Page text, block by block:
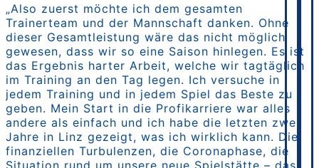
„Also zuerst möchte ich dem gesamten
Trainerteam und der Mannschaft danken. Ohne
dieser Gesamtleistung wäre das nicht möglich
gewesen, dass wir so eine Saison hinlegen. Es ist
das Ergebnis harter Arbeit, welche wir tagtäglich
im Training an den Tag legen. Ich versuche in
jedem Training und in jedem Spiel das Beste zu
geben. Mein Start in die Profikarriere war alles
andere als einfach und ich habe die letzten zwei
Jahre in Linz gezeigt, was ich wirklich kann. Die
finanziellen Turbulenzen, die Coronaphase, die
Situation rund um unsere neue Spielstätte – das